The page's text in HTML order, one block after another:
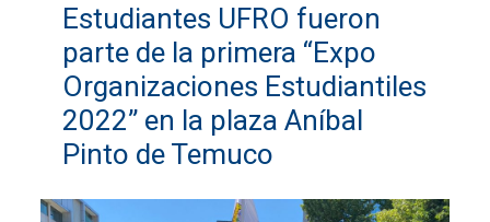
Estudiantes UFRO fueron
parte de la primera “Expo
Organizaciones Estudiantiles
2022” en la plaza Aníbal
Pinto de Temuco